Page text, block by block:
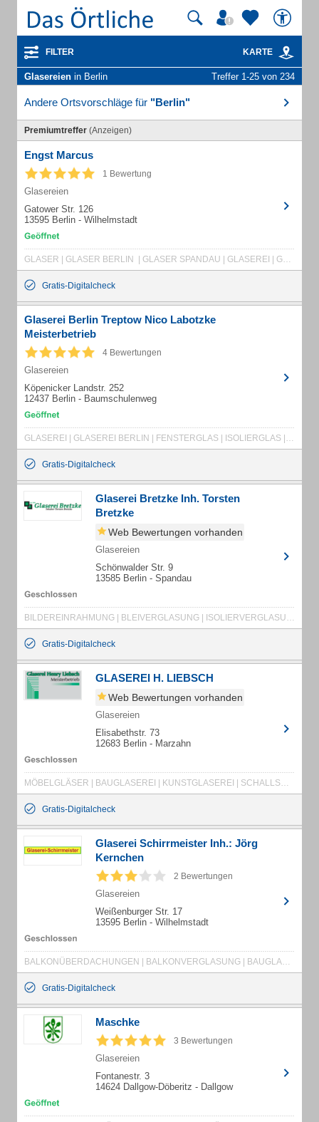
FILTER KARTE
Glasereien in Berlin Treffer 1-25 von 234
Andere Ortsvorschläge für "Berlin"
Premiumtreffer (Anzeigen)
Engst Marcus
1 Bewertung
Glasereien
Gatower Str. 126
13595 Berlin - Wilhelmstadt
GLASER | GLASER BERLIN | GLASER SPANDAU | GLASEREI | GLASREPARATUR | GLASNOTDIENST | INSEKTENSCHUTZGITTER | ISOLIERGLAS | WÄRMESCHUTZGLAS | SONNENSCHUTZGLAS | EINBRUCHSCHUTZ | SICHERHEITSGLAS | SCHALLSCHUTZGLAS | SICHTSCHUTZGLAS | SPIEGEL | BELEUCHTETE SPIEGEL | LED SPIEGEL | VAKUUMGLAS | ALTBAUFENSTERUMBAU | BRANDSCHUTZGLAS | UV-SCHUTZGLAS | GLASTÜR | GLASTÜREN FÜR PRAXEN / BÜROS | GLAS SCHIEBETÜR | GLASREGAL | GLASRÜCKWAND | GLASEREI BERLIN GÜNSTIG | GLASTÜREN AUF MASS | GLASDUSCHE | GLASDUSCHE AUF MASS
Gratis-Digitalcheck
Glaserei Berlin Treptow Nico Labotzke
Meisterbetrieb
4 Bewertungen
Glasereien
Köpenicker Landstr. 252
12437 Berlin - Baumschulenweg
GLASEREI | GLASEREI BERLIN | FENSTERGLAS | ISOLIERGLAS | SPIEGEL | TÜRGLAS | DRAHTGLAS | DÜNNGLAS | FENSTERWARTUNG | BILDERGLAS
Gratis-Digitalcheck
Glaserei Bretzke Inh. Torsten
Bretzke
Web Bewertungen vorhanden
Glasereien
Schönwalder Str. 9
13585 Berlin - Spandau
BILDEREINRAHMUNG | BLEIVERGLASUNG | ISOLIERVERGLASUNG | REPARATURVERGLASUNG | SPIEGEL | VERGLASUNGEN ALLER ART | GLASEREI | GLASER
Gratis-Digitalcheck
GLASEREI H. LIEBSCH
Web Bewertungen vorhanden
Glasereien
Elisabethstr. 73
12683 Berlin - Marzahn
MÖBELGLÄSER | BAUGLASEREI | KUNSTGLASEREI | SCHALLSCHUTZVERGLASUNG | ORNAMENTGLÄSER | SPIEGELMONTAGE | REPARATUR-NEUVERGLASUNG
Gratis-Digitalcheck
Glaserei Schirrmeister Inh.: Jörg
Kernchen
2 Bewertungen
Glasereien
Weißenburger Str. 17
13595 Berlin - Wilhelmstadt
BALKONÜBERDACHUNGEN | BALKONVERGLASUNG | BAUGLAS | BEHÖRDENSPIEGEL | BILDER + RAHMEN | BILDERGLAS | BRANDSCHUTZGLAS | DACHVERGLASUNG | DEKORATIONSSPIEGEL | DUSCHABTRENNUNG | DUSCHKABINENVERGLASUNG | FARBIGES GLAS | FASSADENVERGLASUNGEN | FENSTERBAU | FENSTERGLAS | FRISEURSPIEGEL | GANZGLASANLAGEN | GANZGLASTÜREN | GASTSTÄTTENVERGLASUNG | GEWÄCHSHÄUSER | GLASBAU | GLASBE- UND -VERARBEITUNG | GLASBEARBEITUNG | GLASBETRIEB | GLASDÄCHER | GLASDUSCHKABINEN | GLASER | GLASER IN SPANDAU | GLASEREI IN SPANDAU
Gratis-Digitalcheck
Maschke
3 Bewertungen
Glasereien
Fontanestr. 3
14624 Dallgow-Döberitz - Dallgow